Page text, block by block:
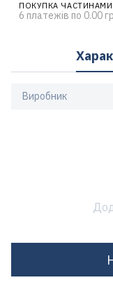
ПОКУПКА ЧАСТИНАМИ
6 платежів по 0.00
Виробник